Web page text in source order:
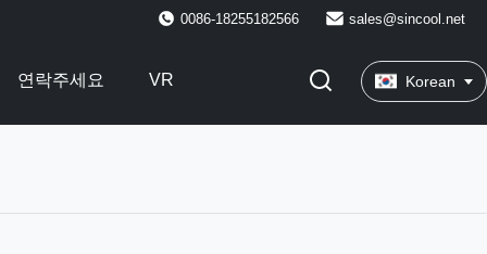
0086-18255182566 sales@sincool.net
연락주세요 VR Korean